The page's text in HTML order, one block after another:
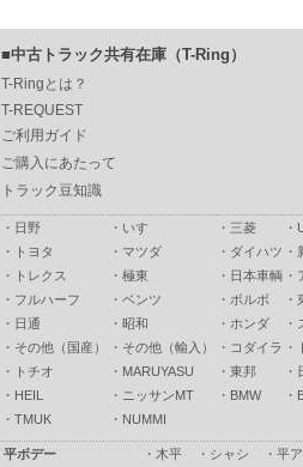
■中古トラック共有在庫（T-Ring）
T-Ringとは？
T-REQUEST
ご利用ガイド
ご購入にあたって
トラック豆知識
・ 日野 ・ いすゞ ・ 三菱 ・
・
トヨタ ・ マツダ ・ ダイハツ ・
・
トレクス ・ 極東 ・ 日本車輌 ・
・ フルハーフ ・ ベンツ ・ ボルボ ・
・ 日通 ・ 昭和 ・ ホンダ ・
・ その他（国産） ・ その他（輸入） ・ コダイラ ・
・
トチオ ・ MARUYASU ・ 東邦 ・
・ HEIL ・ ニッサンMT ・ BMW ・
・ TMUK ・ NUMMI
平ボデー ・ 木平 ・ シャシ ・ 平ア